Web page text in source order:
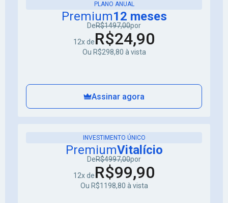
PLANO ANUAL
Premium12 meses
DeR$1497,00por
12x deR$24,90
Ou R$298,80 à vista
Assinar agora
INVESTIMENTO ÚNICO
PremiumVitalício
DeR$4997,00por
12x deR$99,90
Ou R$1198,80 à vista